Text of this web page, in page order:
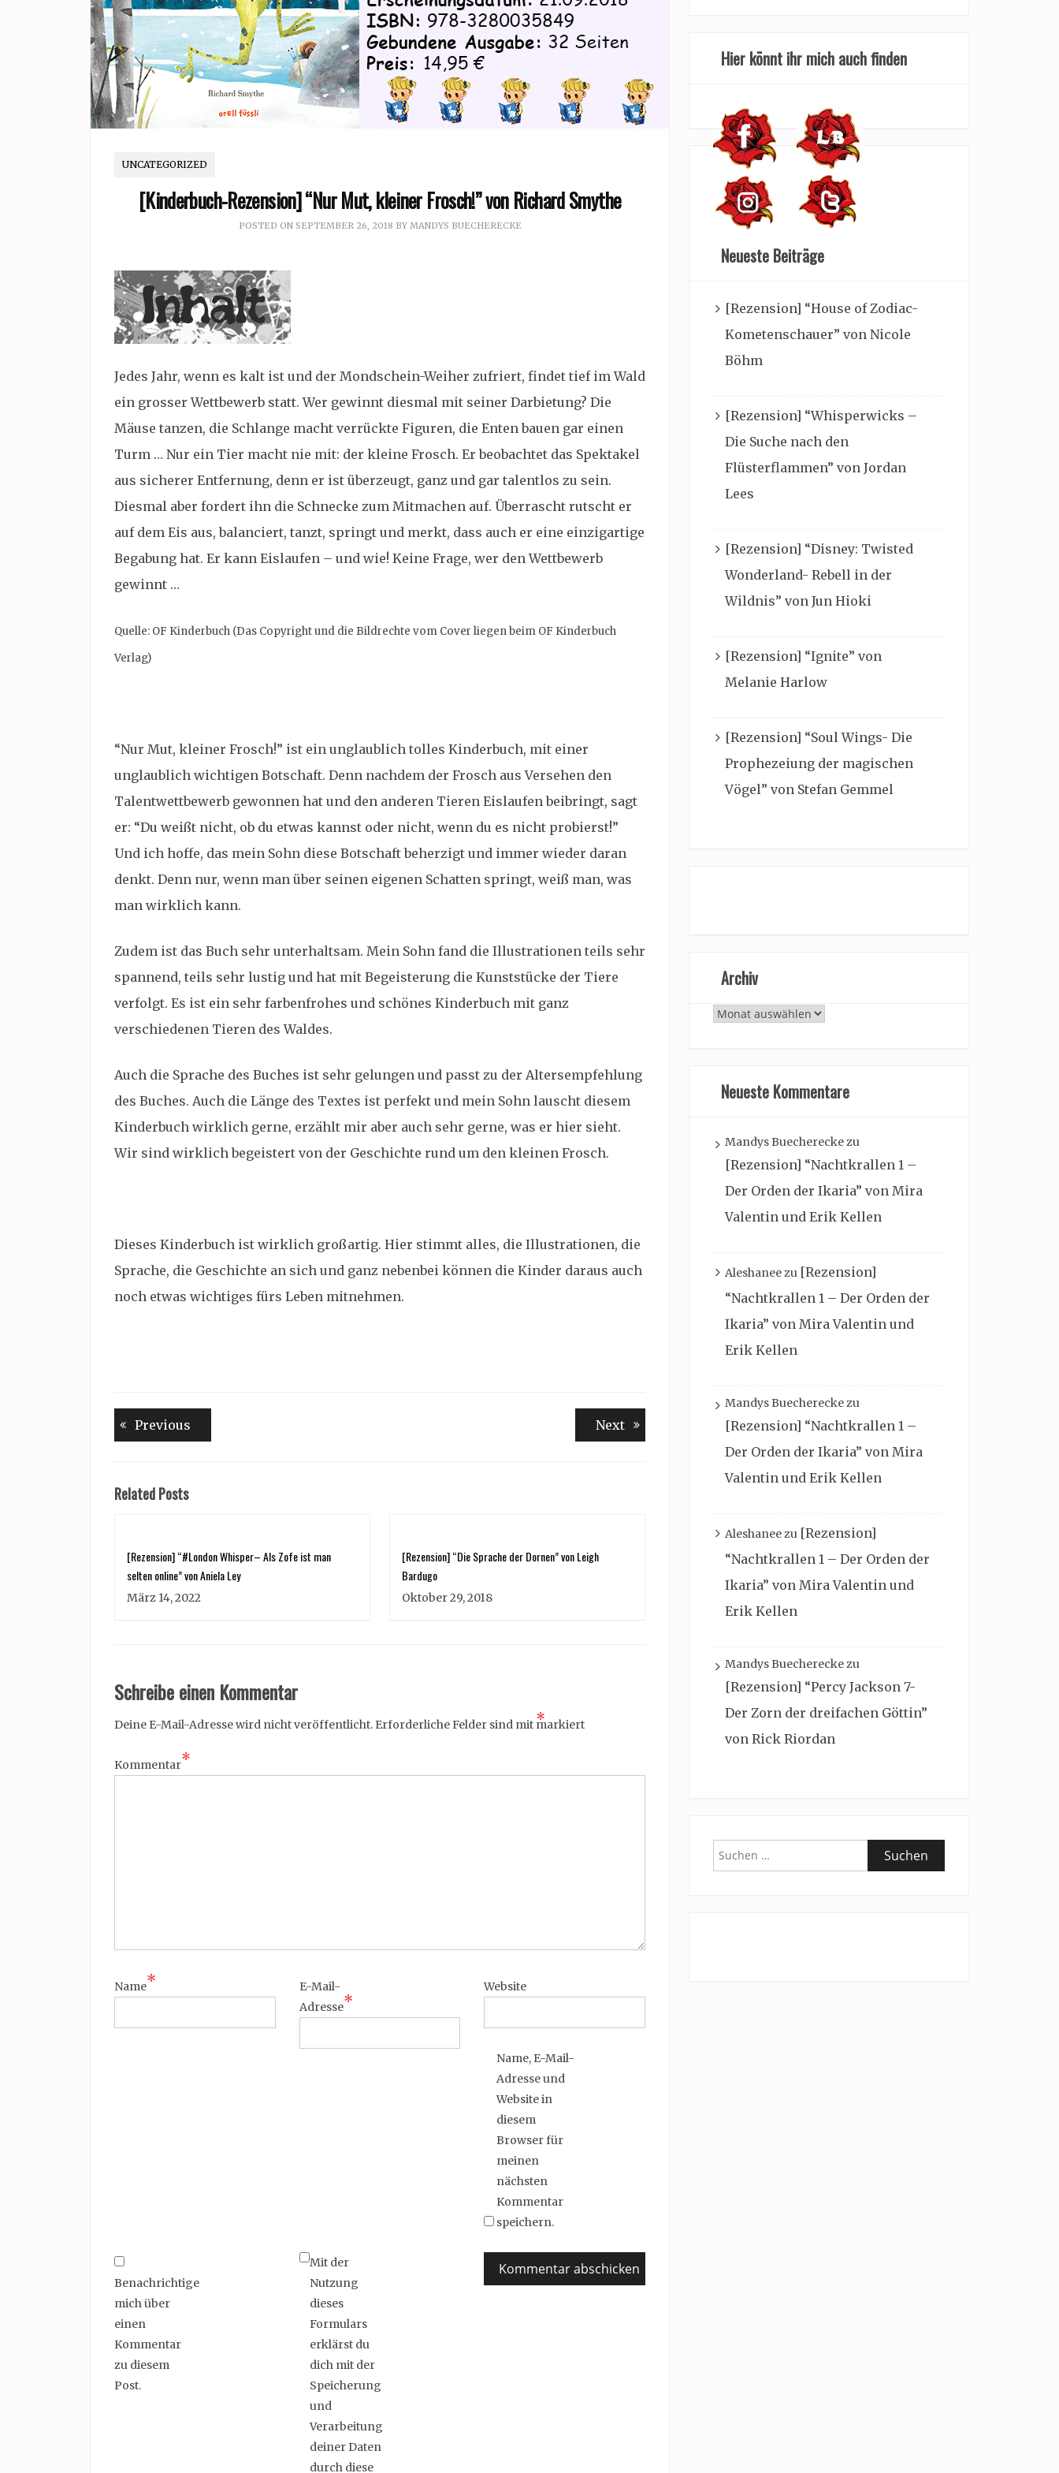
UNCATEGORIZED
[Kinderbuch-Rezension] “Nur Mut, kleiner Frosch!” von Richard Smythe
POSTED ON SEPTEMBER 26, 2018 BY MANDYS BUECHERECKE
Jedes Jahr, wenn es kalt ist und der Mondschein-Weiher zufriert, findet tief im Wald
ein grosser Wettbewerb statt. Wer gewinnt diesmal mit seiner Darbietung? Die
Mäuse tanzen, die Schlange macht verrückte Figuren, die Enten bauen gar einen
Turm … Nur ein Tier macht nie mit: der kleine Frosch. Er beobachtet das Spektakel
aus sicherer Entfernung, denn er ist überzeugt, ganz und gar talentlos zu sein.
Diesmal aber fordert ihn die Schnecke zum Mitmachen auf. Überrascht rutscht er
auf dem Eis aus, balanciert, tanzt, springt und merkt, dass auch er eine einzigartige
Begabung hat. Er kann Eislaufen – und wie! Keine Frage, wer den Wettbewerb
gewinnt …
Quelle: OF Kinderbuch (Das Copyright und die Bildrechte vom Cover liegen beim OF Kinderbuch
Verlag)
“Nur Mut, kleiner Frosch!” ist ein unglaublich tolles Kinderbuch, mit einer
unglaublich wichtigen Botschaft. Denn nachdem der Frosch aus Versehen den
Talentwettbewerb gewonnen hat und den anderen Tieren Eislaufen beibringt, sagt
er: “Du weißt nicht, ob du etwas kannst oder nicht, wenn du es nicht probierst!”
Und ich hoffe, das mein Sohn diese Botschaft beherzigt und immer wieder daran
denkt. Denn nur, wenn man über seinen eigenen Schatten springt, weiß man, was
man wirklich kann.
Zudem ist das Buch sehr unterhaltsam. Mein Sohn fand die Illustrationen teils sehr
spannend, teils sehr lustig und hat mit Begeisterung die Kunststücke der Tiere
verfolgt. Es ist ein sehr farbenfrohes und schönes Kinderbuch mit ganz
verschiedenen Tieren des Waldes.
Auch die Sprache des Buches ist sehr gelungen und passt zu der Altersempfehlung
des Buches. Auch die Länge des Textes ist perfekt und mein Sohn lauscht diesem
Kinderbuch wirklich gerne, erzählt mir aber auch sehr gerne, was er hier sieht.
Wir sind wirklich begeistert von der Geschichte rund um den kleinen Frosch.
Dieses Kinderbuch ist wirklich großartig. Hier stimmt alles, die Illustrationen, die
Sprache, die Geschichte an sich und ganz nebenbei können die Kinder daraus auch
noch etwas wichtiges fürs Leben mitnehmen.
Beitragsnavigation
Previous NextNext
Related Posts
[Rezension] “#London Whisper– Als Zofe ist man
selten online” von Aniela Ley
März 14, 2022
[Rezension] “Die Sprache der Dornen” von Leigh
Bardugo
Oktober 29, 2018
Schreibe einen Kommentar
Deine E-Mail-Adresse wird nicht veröffentlicht. Erforderliche Felder sind mit *
markiert
Kommentar*
Name*
E-Mail-
Adresse*
Website
Name, E-Mail-
Adresse und
Website in
diesem
Browser für
meinen
nächsten
Kommentar
speichern.
Benachrichtige
mich über
einen
Kommentar
zu diesem
Post.
Mit der
Nutzung
dieses
Formulars
erklärst du
dich mit der
Speicherung
und
Verarbeitung
deiner Daten
durch diese
Hier könnt ihr mich auch finden
Neueste Beiträge
[Rezension] “House of Zodiac-
Kometenschauer” von Nicole
Böhm
[Rezension] “Whisperwicks –
Die Suche nach den
Flüsterflammen” von Jordan
Lees
[Rezension] “Disney: Twisted
Wonderland- Rebell in der
Wildnis” von Jun Hioki
[Rezension] “Ignite” von
Melanie Harlow
[Rezension] “Soul Wings- Die
Prophezeiung der magischen
Vögel” von Stefan Gemmel
Archiv
Archiv
Neueste Kommentare
Mandys Buechereckezu
[Rezension] “Nachtkrallen 1 –
Der Orden der Ikaria” von Mira
Valentin und Erik Kellen
Aleshaneezu [Rezension]
“Nachtkrallen 1 – Der Orden der
Ikaria” von Mira Valentin und
Erik Kellen
Mandys Buechereckezu
[Rezension] “Nachtkrallen 1 –
Der Orden der Ikaria” von Mira
Valentin und Erik Kellen
Aleshaneezu [Rezension]
“Nachtkrallen 1 – Der Orden der
Ikaria” von Mira Valentin und
Erik Kellen
Mandys Buechereckezu
[Rezension] “Percy Jackson 7-
Der Zorn der dreifachen Göttin”
von Rick Riordan
Suchen
nach: